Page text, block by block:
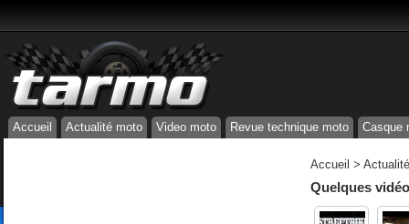
Accueil Actualité moto Video moto Revue technique moto Casque
Accueil >
Quelques